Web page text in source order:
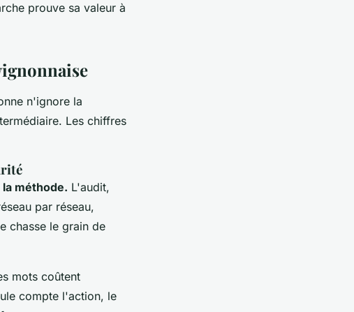
prouve sa valeur à
n'ignore la
Les chiffres
méthode. L'audit,
par réseau,
chasse le grain de
mots coûtent
compte l'action, le